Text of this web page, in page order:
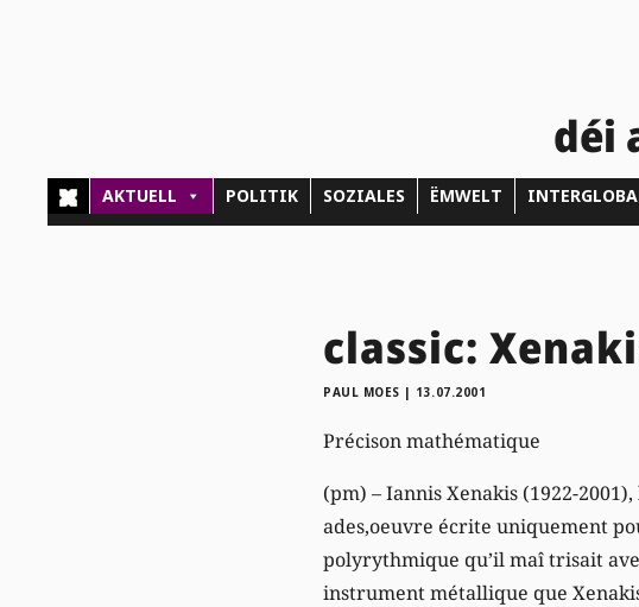
déi
AKTUELL POLITIK SOZIALES ËMWELT
classic:
PAUL MOES | 13.07.2001
Précison mathématique
(pm) – Iannis Xenakis (1922-
ades,oeuvre écrite uniquement
polyrythmique qu’il maî trisait
instrument métallique que